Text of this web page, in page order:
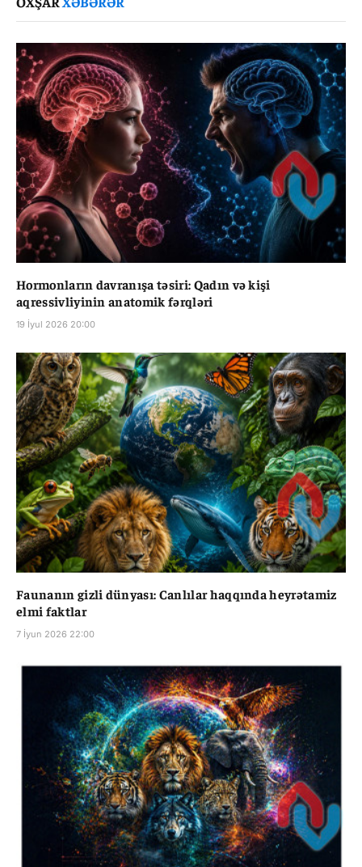
Hormonların davranışa təsiri: Qadın və kişi
aqressivliyinin anatomik fərqləri
19 İyul 2026 20:00
Faunanın gizli dünyası: Canlılar haqqında heyrətamiz
elmi faktlar
7 İyun 2026 22:00